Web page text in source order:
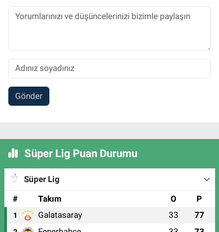
Gönder
Süper Lig Puan Durumu
Süper Lig
#
Takım O P
1 Galatasaray 33 77